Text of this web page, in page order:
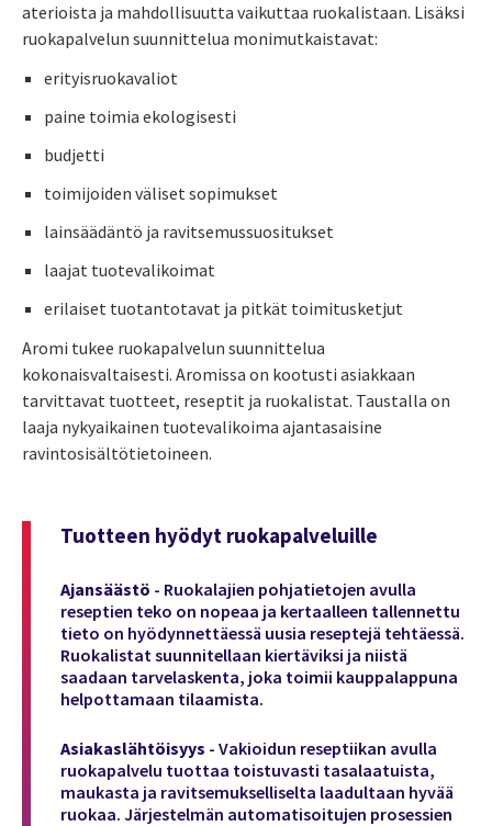
aterioista ja mahdollisuutta vaikuttaa ruokalistaan. Lisäksi
ruokapalvelun suunnittelua monimutkaistavat:
erityisruokavaliot
paine toimia ekologisesti
budjetti
toimijoiden väliset sopimukset
lainsäädäntö ja ravitsemussuositukset
laajat tuotevalikoimat
erilaiset tuotantotavat ja pitkät toimitusketjut
Aromi tukee ruokapalvelun suunnittelua
kokonaisvaltaisesti. Aromissa on kootusti asiakkaan
tarvittavat tuotteet, reseptit ja ruokalistat. Taustalla on
laaja nykyaikainen tuotevalikoima ajantasaisine
ravintosisältötietoineen.
Tuotteen hyödyt ruokapalveluille
Ajansäästö - Ruokalajien pohjatietojen avulla
reseptien teko on nopeaa ja kertaalleen tallennettu
tieto on hyödynnettäessä uusia reseptejä tehtäessä.
Ruokalistat suunnitellaan kiertäviksi ja niistä
saadaan tarvelaskenta, joka toimii kauppalappuna
helpottamaan tilaamista.
Asiakaslähtöisyys - Vakioidun reseptiikan avulla
ruokapalvelu tuottaa toistuvasti tasalaatuista,
maukasta ja ravitsemukselliselta laadultaan hyvää
ruokaa. Järjestelmän automatisoitujen prosessien